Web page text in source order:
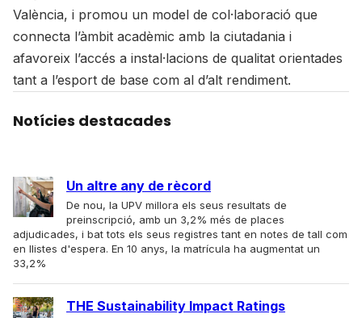
València, i promou un model de col·laboració que
connecta l’àmbit acadèmic amb la ciutadania i
afavoreix l’accés a instal·lacions de qualitat orientades
tant a l’esport de base com al d’alt rendiment.
Notícies destacades
Un altre any de rècord
De nou, la UPV millora els seus resultats de
preinscripció, amb un 3,2% més de places
adjudicades, i bat tots els seus registres tant en notes de tall com
en llistes d'espera. En 10 anys, la matrícula ha augmentat un
33,2%
THE Sustainability Impact Ratings